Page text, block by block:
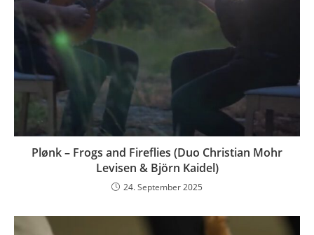
Plønk – Frogs and Fireflies (Duo Christian Mohr
Levisen & Björn Kaidel)
24. September 2025